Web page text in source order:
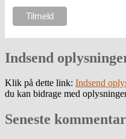
Indsend
Klik på dette link: Indsend
du kan bidrage med
Seneste